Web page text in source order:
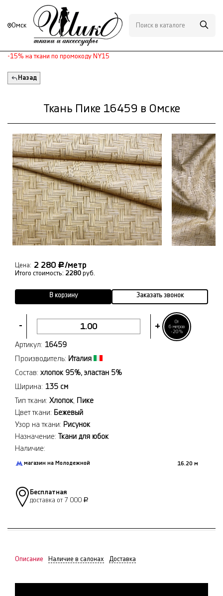
Омск
-15% на ткани по промокоду NY15
Назад
Ткань Пике 16459 в Омске
- +
От
6 метров
-20%
Цена: 2 280 Р/метр
Итого стоимость: 2280 руб.
В корзину Заказать звонок
Артикул: 16459
Производитель: Италия
Состав: хлопок 95%, эластан 5%
Ширина: 135 см
Тип ткани: Хлопок Пике
Цвет ткани: Бежевый
Узор на ткани: Рисунок
Назначение: Ткани для юбок
Наличие:
магазин на Молодежной 16.20 м
Бесплатная
доставка от 7 000 Р
Описание Наличие в салонах Доставка